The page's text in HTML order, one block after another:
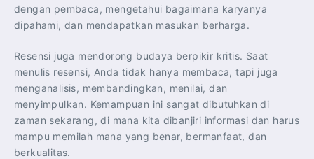
dengan pembaca, mengetahui bagaimana karyanya
dipahami, dan mendapatkan masukan berharga.
Resensi juga mendorong budaya berpikir kritis. Saat
menulis resensi, Anda tidak hanya membaca, tapi juga
menganalisis, membandingkan, menilai, dan
menyimpulkan. Kemampuan ini sangat dibutuhkan di
zaman sekarang, di mana kita dibanjiri informasi dan harus
mampu memilah mana yang benar, bermanfaat, dan
berkualitas.